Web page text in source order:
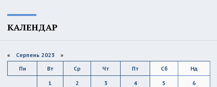
КАЛЕНДАР
« Серпень 2023 »
Пн
Вт Ср Чт Пт Сб
Нд
1
2 3 4 5
6